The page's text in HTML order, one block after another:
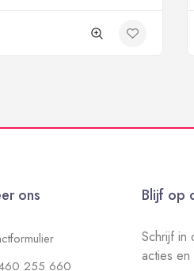
ons
255 660
Blijf op
Schrijf in
acties